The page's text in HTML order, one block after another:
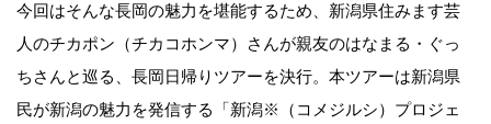
今回はそんな長岡の魅力を堪能するため、新潟県住みます芸
人のチカポン（チカコホンマ）さんが親友のはなまる・ぐっ
ちさんと巡る、長岡日帰りツアーを決行。本ツアーは新潟県
民が新潟の魅力を発信する「新潟※（コメジルシ）プロジェ